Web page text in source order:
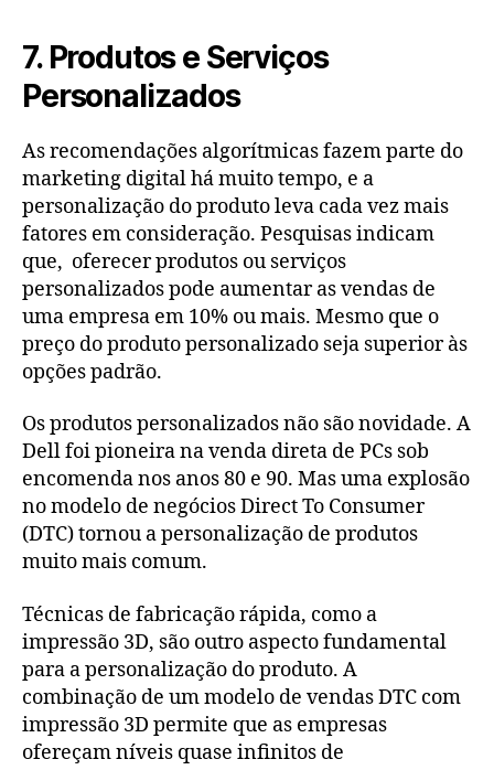
7. Produtos e Serviços
Personalizados
As recomendações algorítmicas fazem parte do
marketing digital há muito tempo, e a
personalização do produto leva cada vez mais
fatores em consideração. Pesquisas indicam
que, oferecer produtos ou serviços
personalizados pode aumentar as vendas de
uma empresa em 10% ou mais. Mesmo que o
preço do produto personalizado seja superior às
opções padrão.
Os produtos personalizados não são novidade. A
Dell foi pioneira na venda direta de PCs sob
encomenda nos anos 80 e 90. Mas uma explosão
no modelo de negócios Direct To Consumer
(DTC) tornou a personalização de produtos
muito mais comum.
Técnicas de fabricação rápida, como a
impressão 3D, são outro aspecto fundamental
para a personalização do produto. A
combinação de um modelo de vendas DTC com
impressão 3D permite que as empresas
ofereçam níveis quase infinitos de